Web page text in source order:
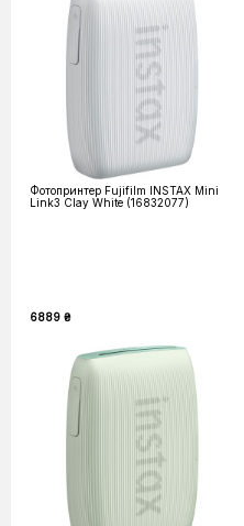
Фотопринтер Fujifilm INSTAX Mini
Link3 Clay White (16832077)
6889 ₴